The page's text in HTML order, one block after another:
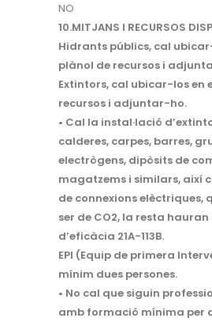
NO
10.MITJANS I RECURSOS
Hidrants públics, cal
plànol de recursos i
Extintors, cal ubicar-los en
recursos i adjuntar-ho.
• Cal la instal·lació
calderes, carpes, barres,
electrògens, dipòsits de
magatzems i similars, així
de connexions elèctriques,
ser de CO2, la resta hauran
d’eficàcia 21A-113B.
EPI (Equip de primera
mínim dues persones.
• No cal que siguin
amb formació mínima per